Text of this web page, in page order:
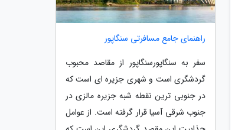
راهنمای جامع مسافرتی سنگاپور
سفر به سنگاپورسنگاپور از مقاصد محبوب
گردشگری است و شهری جزیره ای است که
در جنوبی ترین نقطه شبه جزیره مالزی در
جنوب شرقی آسیا قرار گرفته است. از عوامل